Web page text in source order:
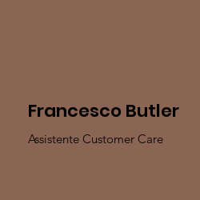
Francesco Butler
Assistente Customer Care